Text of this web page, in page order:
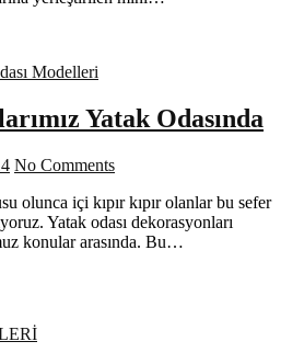
Modelleri
Yatak Odasında
No Comments
olunca içi kıpır kıpır olanlar bu sefer
Yatak odası dekorasyonları
konular arasında. Bu…